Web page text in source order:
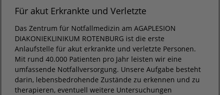
Für akut Erkrankte und Verletzte
Das Zentrum für Notfallmedizin am AGAPLESION
DIAKONIEKLINIKUM ROTENBURG ist die erste
Anlaufstelle für akut erkrankte und verletzte Personen.
Mit rund 40.000 Patienten pro Jahr leisten wir eine
umfassende Notfallversorgung. Unsere Aufgabe besteht
darin, lebensbedrohende Zustände zu erkennen und zu
therapieren, eventuell weitere Untersuchungen